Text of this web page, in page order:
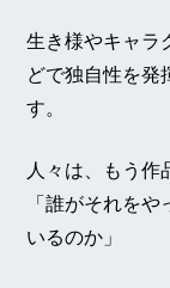
生き様やキャラ
どで独自性を発
す。
人々は、もう作
「誰がそれを
いるのか」